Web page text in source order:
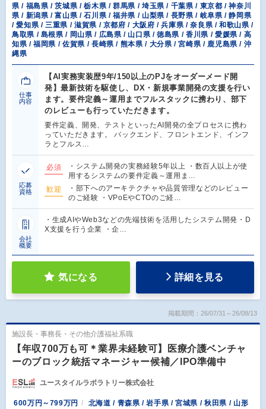
県 / 福島県 / 茨城県 / 栃木県 / 群馬県 / 埼玉県 / 千葉県 / 東京都 / 神奈川
県 / 新潟県 / 富山県 / 石川県 / 福井県 / 山梨県 / 長野県 / 岐阜県 / 静岡県
/ 愛知県 / 三重県 / 滋賀県 / 京都府 / 大阪府 / 兵庫県 / 奈良県 / 和歌山県 /
鳥取県 / 島根県 / 岡山県 / 広島県 / 山口県 / 徳島県 / 香川県 / 愛媛県 / 高
知県 / 福岡県 / 佐賀県 / 長崎県 / 熊本県 / 大分県 / 宮崎県 / 鹿児島県 / 沖
縄県
仕事
内容
【AI実務実装歴9年/150以上のPJをオーダーメード開
発】最新技術を駆使し、DX・新規事業開発の支援を行い
ます。要件定義～運用までフルスタックに携わり、部下
のレビューも行っていただきます。
要件定義、開発、テストといったAI開発の全プロセスに携わ
っていただきます。 バックエンド、フロントエンド、インフ
ラとフルス…
応募
資格
必須
・システム開発の実務経験5年以上 ・数百人以上が使
用するシステムの要件定義～運用ま…
歓迎
・部下へのアーキテクチャや品質管理などのレビュー
のご経験 ・VPoEやCTOのご経…
会社
概要
・生成AIやWeb3などの先端技術を活用したシステム開発・D
X支援を行う企業 ・企…
気になる 詳細を見る
掲載期間：26/07/31～26/08/13
施設長・事務長・その他介護福祉系職
【年収700万も可＊業界未経験可】医療介護ベンチャ
ーのブロック統括マネージャー候補／IPO準備中
ユースタイルラボラトリー株式会社
600万円～799万円
北海道 / 青森県 / 岩手県 / 宮城県 / 秋田県 / 山形